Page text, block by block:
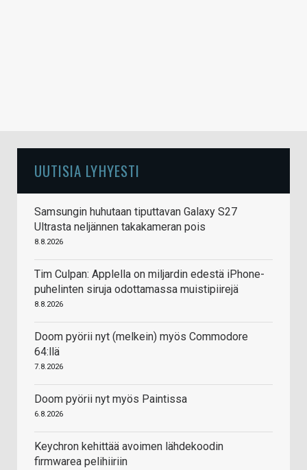
UUTISIA LYHYESTI
Samsungin huhutaan tiputtavan Galaxy S27
Ultrasta neljännen takakameran pois
8.8.2026
Tim Culpan: Applella on miljardin edestä iPhone-
puhelinten siruja odottamassa muistipiirejä
8.8.2026
Doom pyörii nyt (melkein) myös Commodore
64:llä
7.8.2026
Doom pyörii nyt myös Paintissa
6.8.2026
Keychron kehittää avoimen lähdekoodin
firmwarea pelihiiriin